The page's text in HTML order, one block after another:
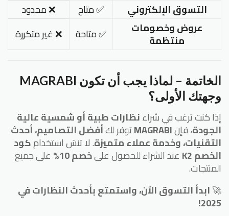
التسوق الإلكتروني
✅ متاح
❌ محدود
عروض وخصومات
منتظمة ✅ متاحة ❌ غير متكررة
الخاتمة – لماذا يجب أن تكون MAGRABI
وجهتك الأولى؟
إذا كنت ترغب في شراءنظارات طبية أو شمسية عالية
الجودة، فإنMAGRABIتوفر لكأفضل التصاميم، أحدث
التقنيات، وخدمة عملاء متميزة. لا تنسَ استخدامكود
الخصم K2 عند الشراء للحصول علىخصم 10% على جميع
المنتجات.
🚀ابدأ التسوق الآن، واستمتع بأحدث النظارات في
2025!